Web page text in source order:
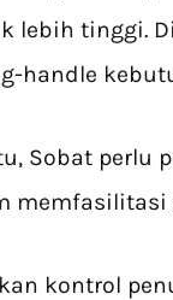
lebih tinggi.
handle
Sobat perlu
memfasilitasi
kontrol